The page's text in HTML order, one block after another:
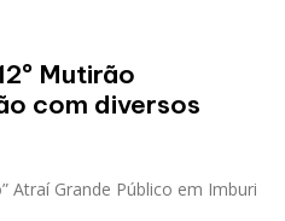
Mutirão
com diversos
Atraí Grande Público em Imburi